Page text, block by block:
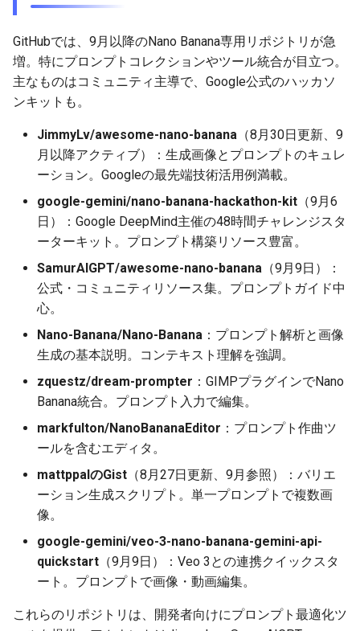
2026-05-03
2026-05-02
2026-05-01
2026-04-30
2026-04-29
2026-04-28
2026-04-27
2026-04-26
2026-04-24
2026-04-22
2026-04-20
2026-04-19
2025-10-18
2025-10-17
2025-10-16
2025-10-15
2025-10-14
2025-10-13
2025-10-12
2025-10-11
2025-10-09
2025-10-07
2025-10-05
2025-10-04
2026-05-03
2026-05-02
2026-05-01
2026-04-30
2026-04-29
2026-04-28
2026-04-27
2026-04-26
2026-04-24
2026-04-22
2026-04-20
2026-04-19
2025-10-18
2025-10-17
2025-10-16
2025-10-15
2025-10-14
2025-10-13
2025-10-12
2025-10-11
2025-10-09
2025-10-07
2025-10-05
2025-10-04
2026-05-01
2026-04-30
2026-04-29
2026-04-28
2026-04-27
2026-04-26
2026-04-25
2026-04-24
2026-04-23
2026-04-21
2026-04-20
2026-04-19
2026-04-18
2026-04-17
2026-04-29
2026-04-28
2026-04-27
2026-04-26
2026-04-25
2026-04-24
2026-04-23
2026-04-22
2026-04-20
2026-04-18
2026-04-16
2026-04-15
2025-10-18
2025-10-17
2025-10-16
2025-10-15
2025-10-14
2025-10-13
2025-10-12
2025-10-11
2025-10-09
2025-10-07
2025-10-05
2025-10-04
GitHubでは、9月以降のNano Banana専用リポジトリが急
増。特にプロンプトコレクションやツール統合が目立つ。
主なものはコミュニティ主導で、Google公式のハッカソ
ンキットも。
JimmyLv/awesome-nano-banana （8月30日更新、9
月以降アクティブ）：生成画像とプロンプトのキュレ
ーション。Googleの最先端技術活用例満載。
google-gemini/nano-banana-hackathon-kit （9月6
日）：Google DeepMind主催の48時間チャレンジスタ
ーターキット。プロンプト構築リソース豊富。
SamurAIGPT/awesome-nano-banana （9月9日）：
公式・コミュニティリソース集。プロンプトガイド中
心。
Nano-Banana/Nano-Banana ：プロンプト解析と画像
生成の基本説明。コンテキスト理解を強調。
zquestz/dream-prompter ：GIMPプラグインでNano
Banana統合。プロンプト入力で編集。
markfulton/NanoBananaEditor ：プロンプト作曲ツ
ールを含むエディタ。
mattppalのGist （8月27日更新、9月参照）：バリエ
ーション生成スクリプト。単一プロンプトで複数画
像。
google-gemini/veo-3-nano-banana-gemini-api-
quickstart （9月9日）：Veo 3との連携クイックスタ
ート。プロンプトで画像・動画編集。
これらのリポジトリは、開発者向けにプロンプト最適化ツ